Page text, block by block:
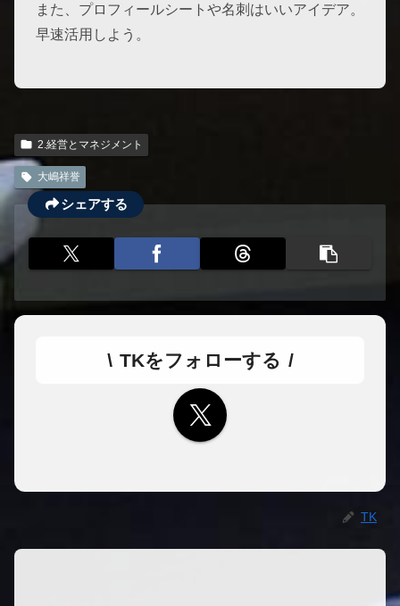
また、プロフィールシートや名刺はいいアイデア。
早速活用しよう。
2.経営とマネジメント
大嶋祥誉
シェアする
TKをフォローする
TK